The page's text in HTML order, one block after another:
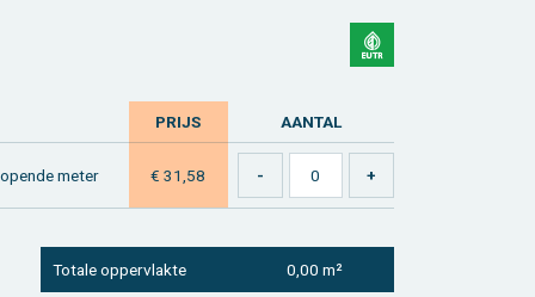
PRIJS AAN­TAL
meter € 31,58
To­ta­le op­per­vlak­te 0,00 m²